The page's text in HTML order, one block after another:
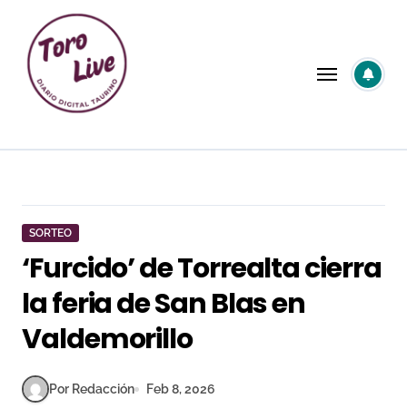
contenido
SORTEO
‘Furcido’ de Torrealta cierra
la feria de San Blas en
Valdemorillo
Por Redacción Feb 8, 2026